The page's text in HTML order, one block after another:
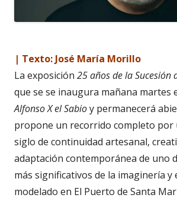
| Texto: José María Morillo
La exposición 25 años de la Sucesión
que se se inaugura mañana martes
Alfonso X el Sabioy permanecerá
propone un recorrido completo por
siglo de continuidad artesanal,
adaptación contemporánea de uno
más significativos de la imaginería y
modelado en El Puerto de Santa